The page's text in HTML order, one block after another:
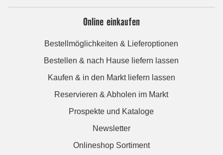
Online einkaufen
Bestellmöglichkeiten & Lieferoptionen
Bestellen & nach Hause liefern lassen
Kaufen & in den Markt liefern lassen
Reservieren & Abholen im Markt
Prospekte und Kataloge
Newsletter
Onlineshop Sortiment